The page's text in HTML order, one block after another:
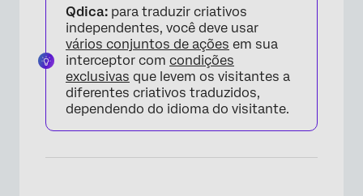
Qdica: para traduzir criativos
independentes, você deve usar
vários conjuntos de ações em sua
interceptor com condições
exclusivas que levem os visitantes a
diferentes criativos traduzidos,
dependendo do idioma do visitante.